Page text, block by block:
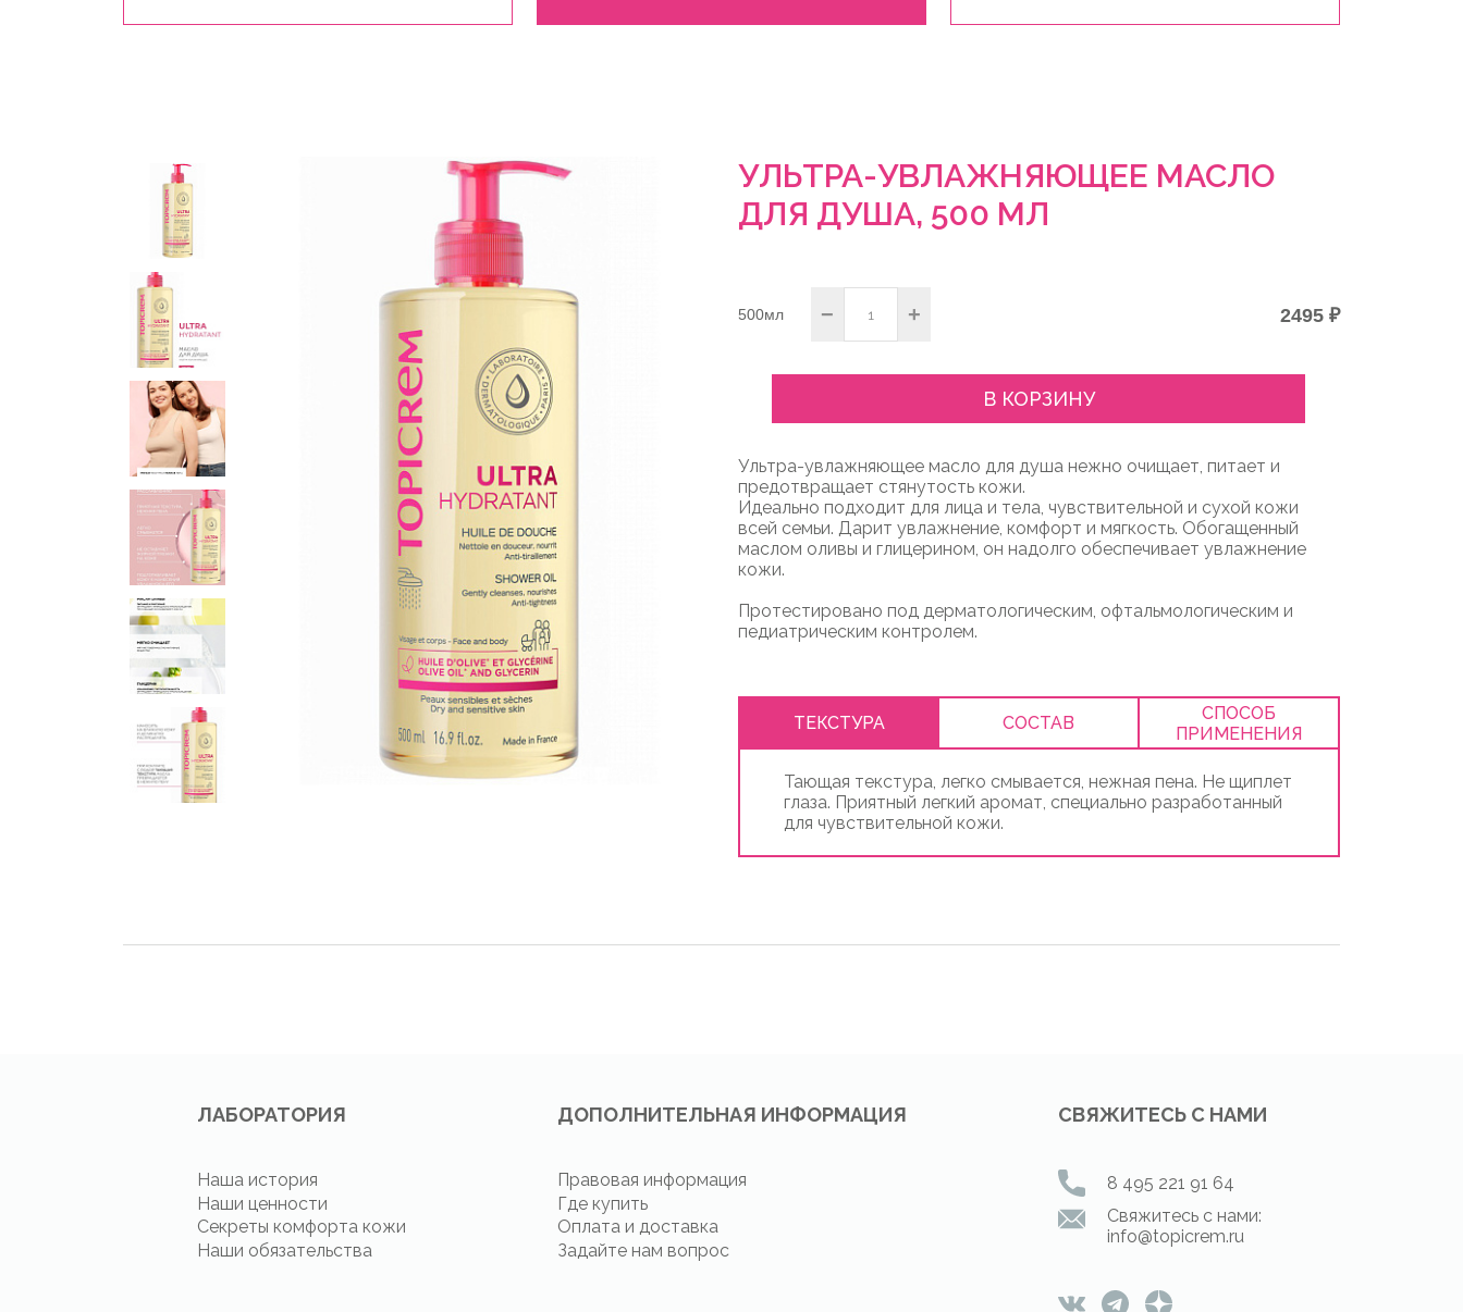
УЛЬТРА-УВЛАЖНЯЮЩЕЕ МАСЛО
ДЛЯ ДУША, 500 МЛ
500мл − + 2495 ₽
В КОРЗИНУ
Ультра-увлажняющее масло для душа нежно очищает, питает и
предотвращает стянутость кожи.
Идеально подходит для лица и тела, чувствительной и сухой кожи
всей семьи. Дарит увлажнение, комфорт и мягкость. Обогащенный
маслом оливы и глицерином, он надолго обеспечивает увлажнение
кожи.
Протестировано под дерматологическим, офтальмологическим и
педиатрическим контролем.
ТЕКСТУРА СОСТАВ
СПОСОБ
ПРИМЕНЕНИЯ
Тающая текстура, легко смывается, нежная пена. Не щиплет
глаза. Приятный легкий аромат, специально разработанный
для чувствительной кожи.
ЛАБОРАТОРИЯ
Наша история
Наши ценности
Секреты комфорта кожи
Наши обязательства
ДОПОЛНИТЕЛЬНАЯ ИНФОРМАЦИЯ
Правовая информация
Где купить
Оплата и доставка
Задайте нам вопрос
СВЯЖИТЕСЬ С НАМИ
8 495 221 91 64
Свяжитесь с нами:
info@topicrem.ru